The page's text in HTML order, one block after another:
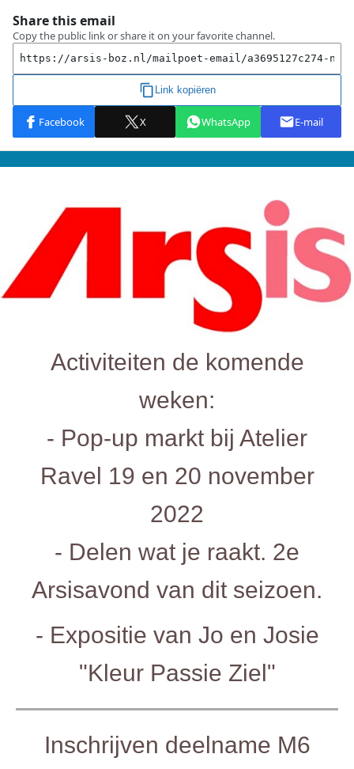
Activiteiten de komende
weken:
- Pop-up markt bij Atelier
Ravel 19 en 20 november
2022
- Delen wat je raakt. 2e
Arsisavond van dit seizoen.
- Expositie van Jo en Josie
"Kleur Passie Ziel"
Inschrijven deelname M6